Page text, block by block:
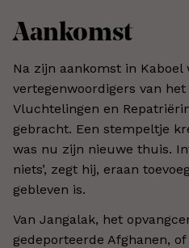
Aankomst
Na zijn aankomst in Kaboel
vertegenwoordigers van
Vluchtelingen en
gebracht. Een stempeltje
was nu zijn nieuwe thuis.
niets’, zegt hij, eraan
gebleven is.
Van Jangalak, het
gedeporteerde Afghanen,